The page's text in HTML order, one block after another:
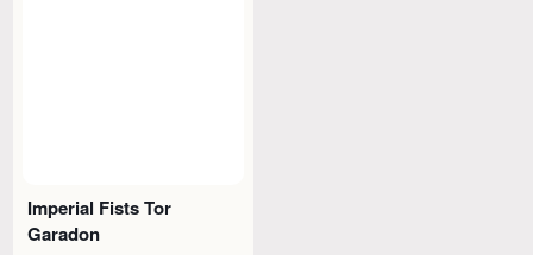
Imperial Fists Tor
Garadon